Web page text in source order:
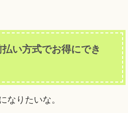
い方式でお得にでき
なりたいな。